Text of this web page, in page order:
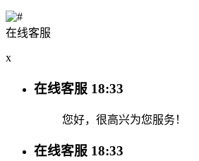
在线客服
x
在线客服 18:33
您好，很高兴为您服务！
在线客服 18:33